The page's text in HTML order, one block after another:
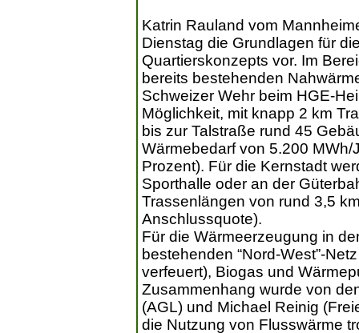
Katrin Rauland vom
Dienstag die Grundlagen für
Quartierskonzepts vor. Im
bereits bestehenden
Schweizer Wehr beim HGE-
Möglichkeit, mit knapp 2 km
bis zur Talstraße rund 45
Wärmebedarf von 5.200
Prozent). Für die Kernstadt
Sporthalle oder an der
Trassenlängen von rund 3,5
Anschlussquote).
Für die Wärmeerzeugung in
bestehenden “Nord-West”-
verfeuert), Biogas und
Zusammenhang wurde von
(AGL) und Michael Reinig
die Nutzung von Flusswärme